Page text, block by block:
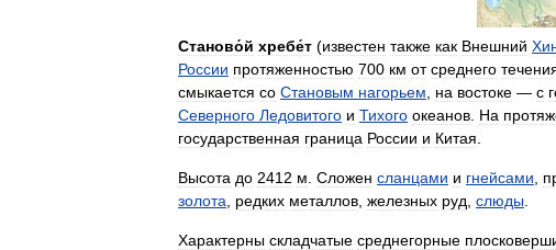
Станово́й хребе́т (известен также как Внешний
России протяженностью 700 км от среднего
смыкается со Становым нагорьем на востоке — с
Северного Ледовитого и Тихого океанов На
государственная граница России и Китая
Высота до 2412 м Сложен сланцами и гнейсами
золота
редких металлов железных руд слюды
Характерны складчатые среднегорные